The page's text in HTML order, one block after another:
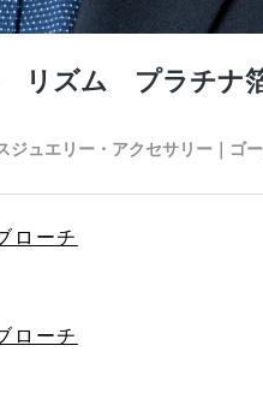
ローチ
ローチ